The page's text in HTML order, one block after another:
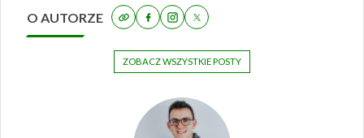
O AUTORZE
ZOBACZ WSZYSTKIE POSTY